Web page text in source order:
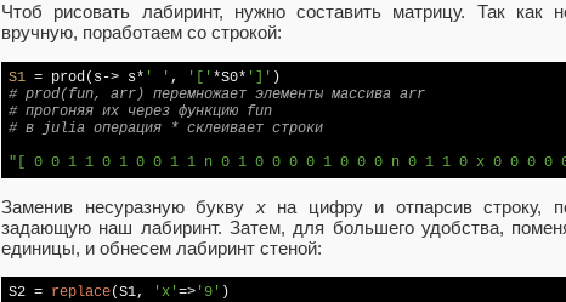
Чтоб рисовать лабиринт, нужно составить матрицу. Так как
вручную, поработаем со строкой:
S1 = prod(s-> s* ' ' , '[' *S0* ']'
# prod(fun, arr) перемножает элементы массива arr
# прогоняя их через функцию fun
# в julia операция * склеивает строки
"[ 0 0 1 1 0 1 0 0 1 1 n 0 1 0 0 0 0 1 0 0 0 n 0 1 1 0 x 0 0 0
Заменив несуразную букву хна цифру и отпарсив строку,
задающую наш лабиринт. Затем, для большего удобства,
единицы, и обнесем лабиринт стеной:
S2 = replace(S1, 'x'=> '9' )